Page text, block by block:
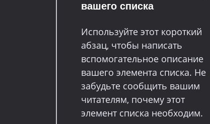
вашего списка
Используйте этот короткий
абзац, чтобы написать
вспомогательное описание
вашего элемента списка. Не
забудьте сообщить вашим
читателям, почему этот
элемент списка необходим.